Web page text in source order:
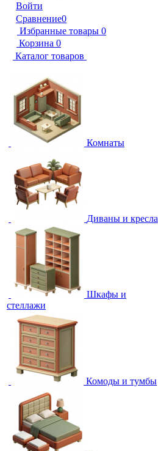
Войти
Сравнение0
Избранные товары 0
Корзина 0
Каталог товаров
Комнаты
Диваны и кресла
Шкафы и
стеллажи
Комоды и тумбы